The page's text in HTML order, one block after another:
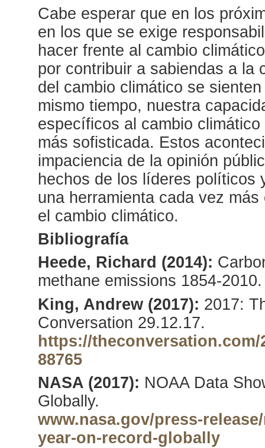
Cabe esperar que en los
en los que se exige
hacer frente al cambio
por contribuir a sabiendas a la
del cambio climático se
mismo tiempo, nuestra
específicos al cambio
más sofisticada. Estos
impaciencia de la opinión
hechos de los líderes políticos
una herramienta cada vez
el cambio climático.
Bibliografía
Heede, Richard (2014):
methane emissions 1854-
King, Andrew (2017): 2017:
Conversation 29.12.17.
https://theconversation.com/
88765
NASA (2017): NOAA Data
Globally.
www.nasa.gov/press-
year-on-record-globally